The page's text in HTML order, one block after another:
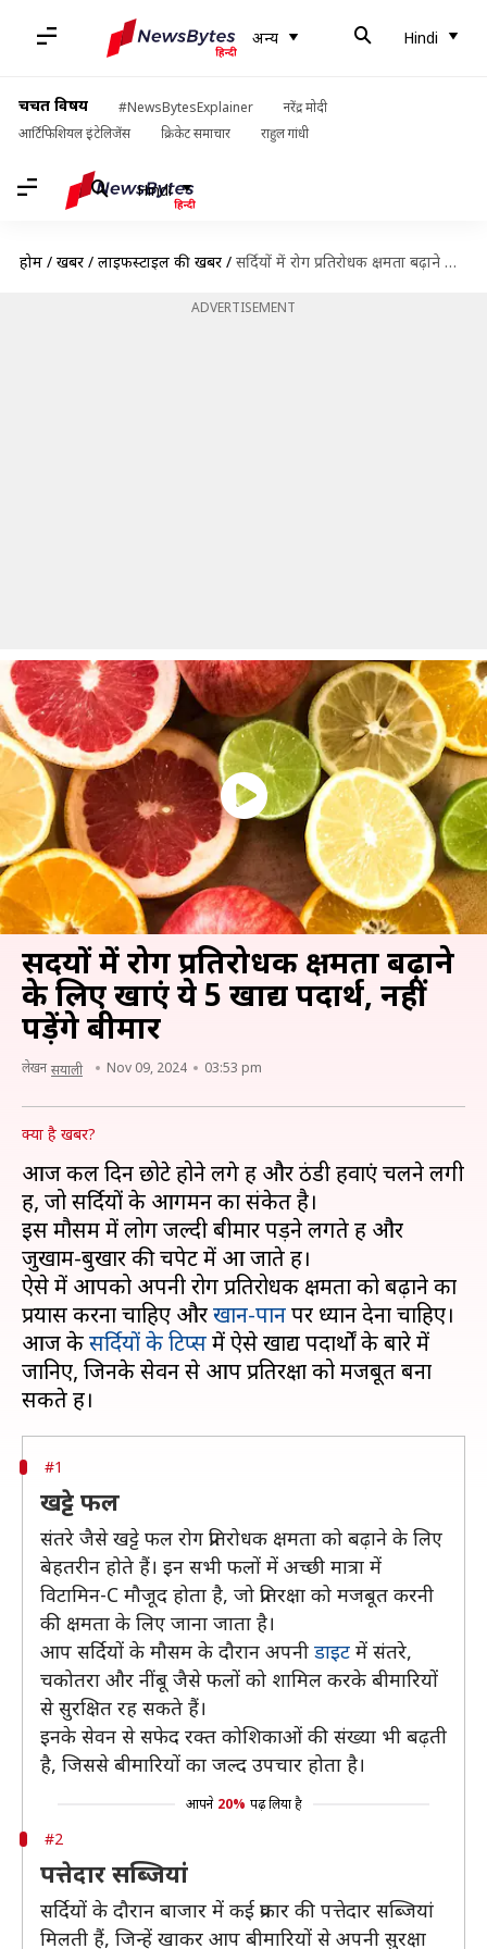
अन्य Hindi
चर्चित विषय #NewsBytesExplainer
नरेंद्र मोदी
आर्टिफिशियल इंटेलिजेंस
क्रिकेट समाचार राहुल गांधी
Hindi
होम / खबरें / लाइफस्टाइल की खबरें / सर्दियों में रोग प्रतिरोधक क्षमता बढ़ाने के लिए खाएं ये 5 खाद्य पदार्थ, नहीं पड़ेंगे बीमार
ADVERTISEMENT
सर्दियों में रोग प्रतिरोधक क्षमता बढ़ाने
के लिए खाएं ये 5 खाद्य पदार्थ, नहीं
पड़ेंगे बीमार
लेखन सयाली Nov 09, 2024 03:53 pm
क्या है खबर?
आज कल दिन छोटे होने लगे हैं और ठंडी हवाएं चलने लगी
हैं, जो सर्दियों के आगमन का संकेत है।
इस मौसम में लोग जल्दी बीमार पड़ने लगते हैं और
जुखाम-बुखार की चपेट में आ जाते हैं।
ऐसे में आपको अपनी रोग प्रतिरोधक क्षमता को बढ़ाने का
प्रयास करना चाहिए औरखान-पानपर ध्यान देना चाहिए।
आज केसर्दियों के टिप्समें ऐसे खाद्य पदार्थों के बारे में
जानिए, जिनके सेवन से आप प्रतिरक्षा को मजबूत बना
#1
खट्टे फल
संतरे जैसे खट्टे फल रोग प्रतिरोधक क्षमता को बढ़ाने के लिए
बेहतरीन होते हैं। इन सभी फलों में अच्छी मात्रा में
विटामिन-C मौजूद होता है, जो प्रतिरक्षा को मजबूत करनी
की क्षमता के लिए जाना जाता है।
आप सर्दियों के मौसम के दौरान अपनी डाइट में संतरे,
चकोतरा और नींबू जैसे फलों को शामिल करके बीमारियों
से सुरक्षित रह सकते हैं।
इनके सेवन से सफेद रक्त कोशिकाओं की संख्या भी बढ़ती
है, जिससे बीमारियों का जल्द उपचार होता है।
आपने 20% पढ़ लिया है
#2
पत्तेदार सब्जियां
सर्दियों के दौरान बाजार में कई प्रकार की पत्तेदार सब्जियां
मिलती हैं, जिन्हें खाकर आप बीमारियों से अपनी सुरक्षा